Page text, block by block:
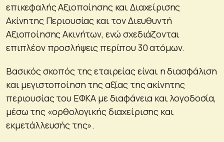
επικεφαλής Αξιοποίησης και Διαχείρισης
Ακίνητης Περιουσίας και τον Διευθυντή
Αξιοποίησης Ακινήτων, ενώ σχεδιάζονται
επιπλέον προσλήψεις περίπου 30 ατόμων.
Βασικός σκοπός της εταιρείας είναι η διασφάλιση
και μεγιστοποίηση της αξίας της ακίνητης
περιουσίας του ΕΦΚΑ με διαφάνεια και λογοδοσία,
μέσω της «ορθολογικής διαχείρισης και
εκμετάλλευσής της».